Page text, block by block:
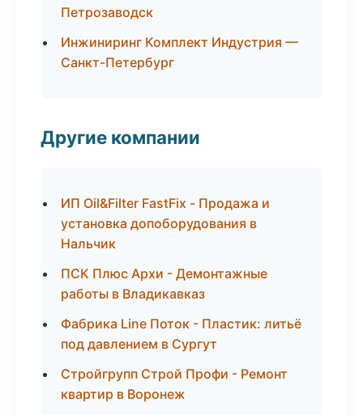
Петрозаводск
Инжиниринг Комплект Индустрия —
Санкт-Петербург
Другие компании
ИП Oil&Filter FastFix - Продажа и
установка допоборудования в
Нальчик
ПСК Плюс Архи - Демонтажные
работы в Владикавказ
Фабрика Line Поток - Пластик: литьё
под давлением в Сургут
Стройгрупп Строй Профи - Ремонт
квартир в Воронеж